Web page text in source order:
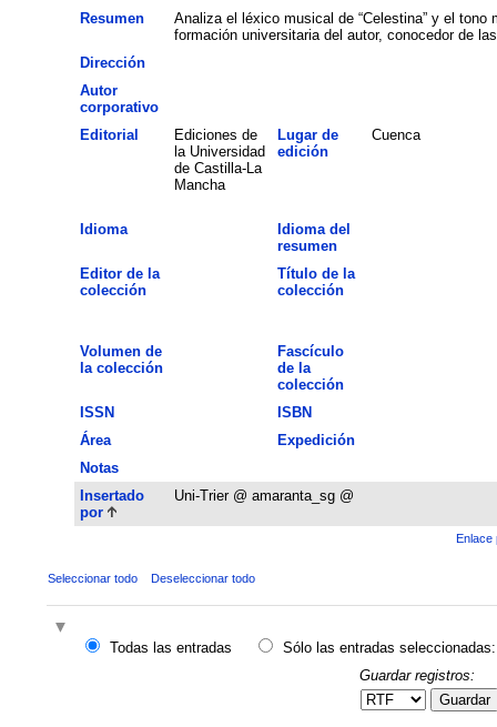
Resumen
Analiza el léxico musical de “Celestina” y el
formación universitaria del autor, conocedor de
Dirección
Autor
corporativo
Editorial
Ediciones de
la Universidad
de Castilla-La
Mancha
Lugar de
edición
Cuenca
Idioma
Idioma del
resumen
Editor de la
colección
Título de la
colección
Volumen de
la colección
Fascículo
de la
colección
ISSN
ISBN
Área
Expedición
Notas
Insertado
por
Uni-Trier @ amaranta_sg @
Enlace
Seleccionar todo Deseleccionar todo
Todas las entradas
Sólo las entradas seleccionadas:
Guardar registros:
Guardar